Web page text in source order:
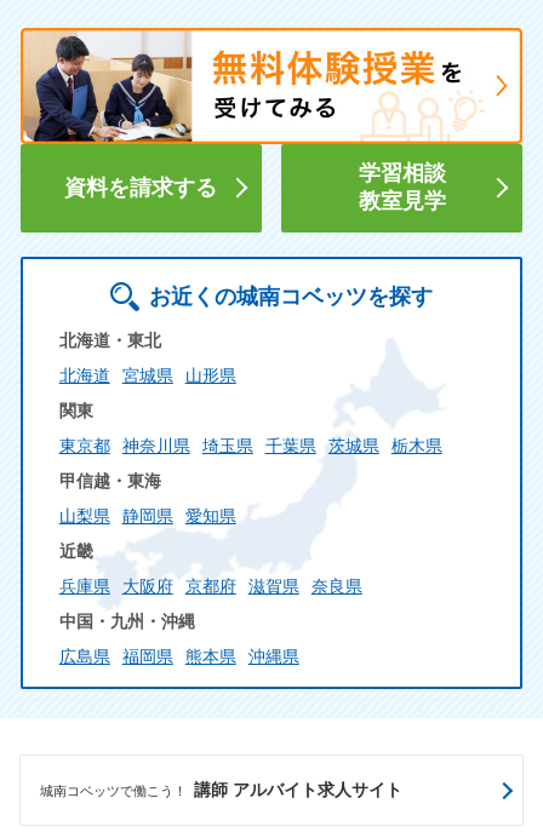
資料を請求する
学習相談
教室見学
お近くの城南コベッツを探す
北海道・東北
北海道
宮城県
山形県
関東
東京都
神奈川県 埼玉県 千葉県 茨城県
栃木県
甲信越・東海
山梨県
静岡県
愛知県
近畿
兵庫県
大阪府 京都府 滋賀県
奈良県
中国・九州・沖縄
広島県
福岡県 熊本県 沖縄県
城南コベッツで働こう！ 講師 アルバイト求人サイト